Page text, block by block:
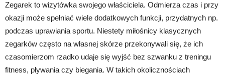
Zegarek to wizytówka swojego właściciela. Odmierza czas i przy
okazji może spełniać wiele dodatkowych funkcji, przydatnych np.
podczas uprawiania sportu. Niestety miłośnicy klasycznych
zegarków często na własnej skórze przekonywali się, że ich
czasomierzom rzadko udaje się wyjść bez szwanku z treningu
fitness, pływania czy biegania. W takich okolicznościach